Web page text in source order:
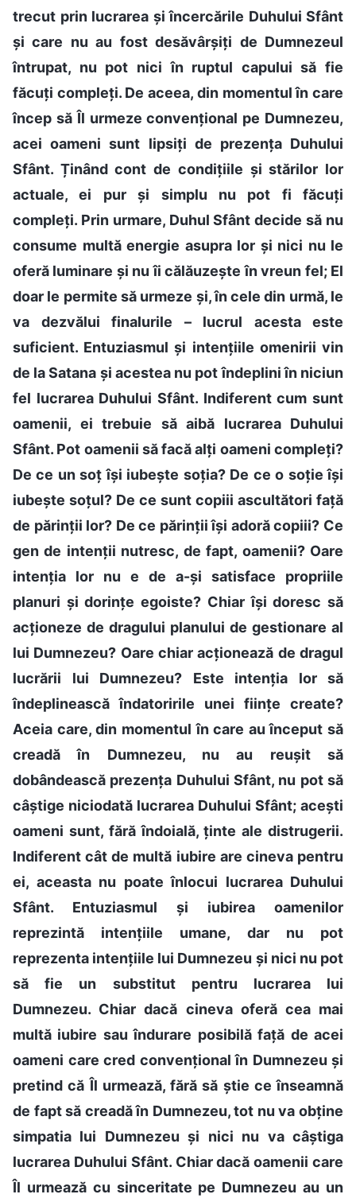
trecut prin lucrarea și încercările Duhului Sfânt
și care nu au fost desăvârșiți de Dumnezeul
întrupat, nu pot nici în ruptul capului să fie
făcuți compleți. De aceea, din momentul în care
încep să Îl urmeze convențional pe Dumnezeu,
acei oameni sunt lipsiți de prezența Duhului
Sfânt. Ținând cont de condițiile și stărilor lor
actuale, ei pur și simplu nu pot fi făcuți
compleți. Prin urmare, Duhul Sfânt decide să nu
consume multă energie asupra lor și nici nu le
oferă luminare și nu îi călăuzește în vreun fel; El
doar le permite să urmeze și, în cele din urmă, le
va dezvălui finalurile – lucrul acesta este
suficient. Entuziasmul și intențiile omenirii vin
de la Satana și acestea nu pot îndeplini în niciun
fel lucrarea Duhului Sfânt. Indiferent cum sunt
oamenii, ei trebuie să aibă lucrarea Duhului
Sfânt. Pot oamenii să facă alți oameni compleți?
De ce un soț își iubește soția? De ce o soție își
iubește soțul? De ce sunt copiii ascultători față
de părinții lor? De ce părinții își adoră copiii? Ce
gen de intenții nutresc, de fapt, oamenii? Oare
intenția lor nu e de a-și satisface propriile
planuri și dorințe egoiste? Chiar își doresc să
acționeze de dragului planului de gestionare al
lui Dumnezeu? Oare chiar acționează de dragul
lucrării lui Dumnezeu? Este intenția lor să
îndeplinească îndatoririle unei ființe create?
Aceia care, din momentul în care au început să
creadă în Dumnezeu, nu au reușit să
dobândească prezența Duhului Sfânt, nu pot să
câștige niciodată lucrarea Duhului Sfânt; acești
oameni sunt, fără îndoială, ținte ale distrugerii.
Indiferent cât de multă iubire are cineva pentru
ei, aceasta nu poate înlocui lucrarea Duhului
Sfânt. Entuziasmul și iubirea oamenilor
reprezintă intențiile umane, dar nu pot
reprezenta intențiile lui Dumnezeu și nici nu pot
să fie un substitut pentru lucrarea lui
Dumnezeu. Chiar dacă cineva oferă cea mai
multă iubire sau îndurare posibilă față de acei
oameni care cred convențional în Dumnezeu și
pretind că Îl urmează, fără să știe ce înseamnă
de fapt să creadă în Dumnezeu, tot nu va obține
simpatia lui Dumnezeu și nici nu va câștiga
lucrarea Duhului Sfânt. Chiar dacă oamenii care
Îl urmează cu sinceritate pe Dumnezeu au un